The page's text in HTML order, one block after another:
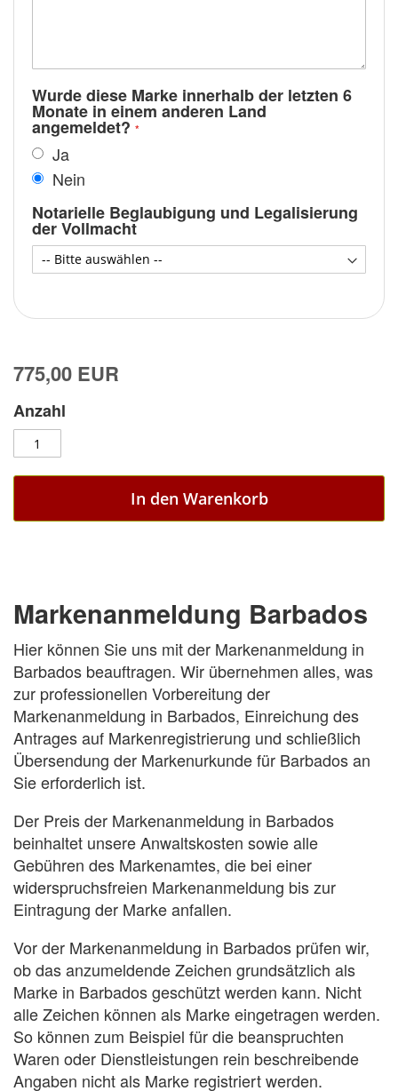
Wurde diese Marke innerhalb der letzten 6
Monate in einem anderen Land
angemeldet?
Ja
Nein
Notarielle Beglaubigung und Legalisierung
der Vollmacht
775,00 EUR
Anzahl
In den Warenkorb
Markenanmeldung Barbados
Hier können Sie uns mit der Markenanmeldung in
Barbados beauftragen. Wir übernehmen alles, was
zur professionellen Vorbereitung der
Markenanmeldung in Barbados, Einreichung des
Antrages auf Markenregistrierung und schließlich
Übersendung der Markenurkunde für Barbados an
Sie erforderlich ist.
Der Preis der Markenanmeldung in Barbados
beinhaltet unsere Anwaltskosten sowie alle
Gebühren des Markenamtes, die bei einer
widerspruchsfreien Markenanmeldung bis zur
Eintragung der Marke anfallen.
Vor der Markenanmeldung in Barbados prüfen wir,
ob das anzumeldende Zeichen grundsätzlich als
Marke in Barbados geschützt werden kann. Nicht
alle Zeichen können als Marke eingetragen werden.
So können zum Beispiel für die beanspruchten
Waren oder Dienstleistungen rein beschreibende
Angaben nicht als Marke registriert werden.